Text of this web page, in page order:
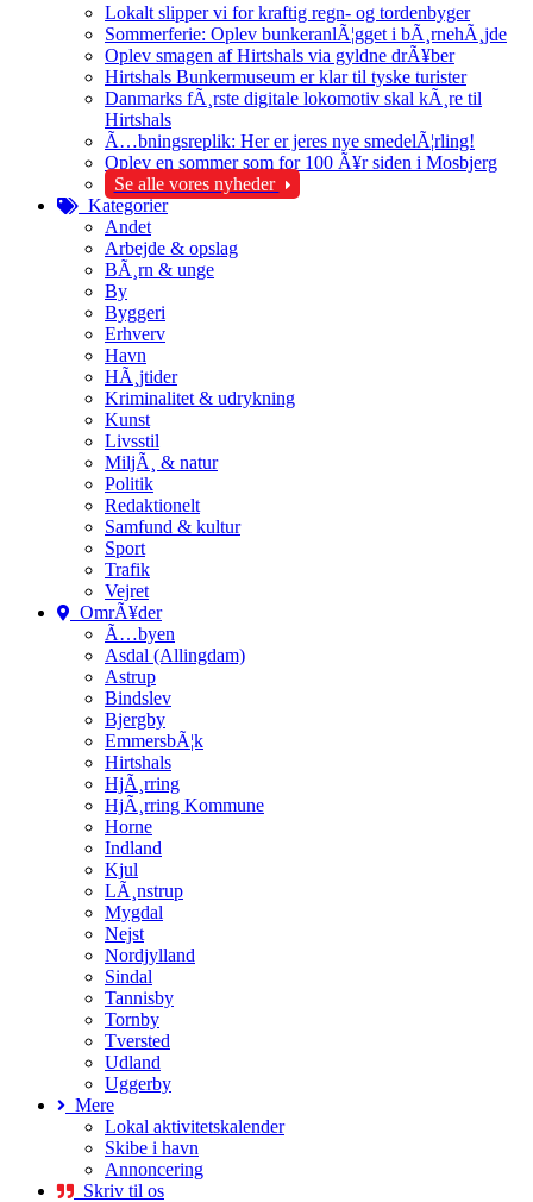
Lokalt slipper vi for kraftig regn- og tordenbyger
Sommerferie: Oplev bunkeranlÃ¦gget i bÃ¸rnehÃ¸jde
Oplev smagen af Hirtshals via gyldne drÃ¥ber
Hirtshals Bunkermuseum er klar til tyske turister
Danmarks fÃ¸rste digitale lokomotiv skal kÃ¸re til
Hirtshals
Ã…bningsreplik: Her er jeres nye smedelÃ¦rling!
Oplev en sommer som for 100 Ã¥r siden i Mosbjerg
Se alle vores nyheder
Kategorier
Andet
Arbejde & opslag
BÃ¸rn & unge
By
Byggeri
Erhverv
Havn
HÃ¸jtider
Kriminalitet & udrykning
Kunst
Livsstil
MiljÃ¸ & natur
Politik
Redaktionelt
Samfund & kultur
Sport
Trafik
Vejret
OmrÃ¥der
Ã…byen
Asdal (Allingdam)
Astrup
Bindslev
Bjergby
EmmersbÃ¦k
Hirtshals
HjÃ¸rring
HjÃ¸rring Kommune
Horne
Indland
Kjul
LÃ¸nstrup
Mygdal
Nejst
Nordjylland
Sindal
Tannisby
Tornby
Tversted
Udland
Uggerby
Mere
Lokal aktivitetskalender
Skibe i havn
Annoncering
Skriv til os